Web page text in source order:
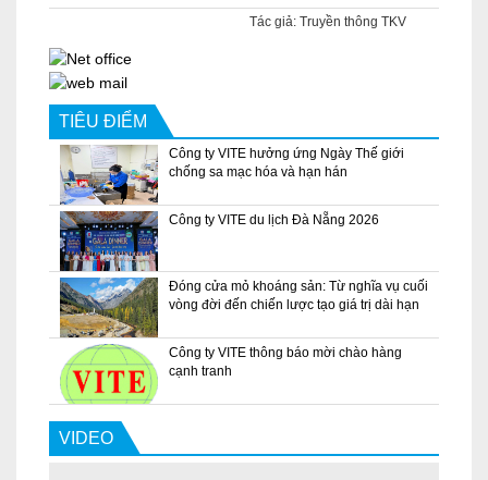
Tác giả: Truyền thông TKV
TIÊU ĐIỂM
Công ty VITE hưởng ứng Ngày Thế giới
chống sa mạc hóa và hạn hán
Công ty VITE du lịch Đà Nẵng 2026
Đóng cửa mỏ khoáng sản: Từ nghĩa vụ cuối
vòng đời đến chiến lược tạo giá trị dài hạn
Công ty VITE thông báo mời chào hàng
cạnh tranh
VIDEO